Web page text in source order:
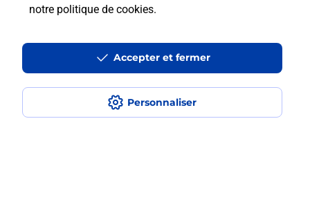
notre politique de cookies.
Personnaliser
Accepter et fermer
Comment envoyer un colis ou faire un
retour chez un e-commerçant sans se
déplacer ?
Envoyer un petit colis au meilleur